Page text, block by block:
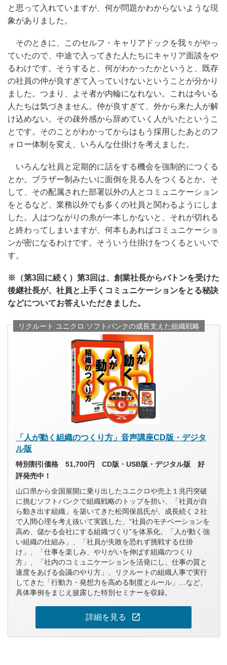
と思って入れていますが、何が問題かわからないような現
象がありました。
そのときに、このセルフ・キャリアドックを我々がやっ
ていたので、中途で入ってきた人たちにキャリア面談をや
るわけです。そうすると、何がわかったかというと、既存
の社員の仲が良すぎて入っていけないということが分かり
ました。つまり、よそ者が内輪になれない。これは今いる
人たちは気づきません。仲が良すぎて、外から来た人が解
け込めない。その疎外感から辞めていく人がいたというこ
とです。そのことがわかってからはもう採用したあとのフ
ォロー体制を変え、いろんな仕掛けを考えました。
いろんな社員と定期的に話をする機会を強制的につくる
とか。ブラザー制みたいに面倒を見る人をつくるとか。そ
して、その配属された部署以外の人とコミュニケーション
をとるなど、業務以外でも多くの社員と関わるようにしま
した。人はつながりの糸が一本しかないと、それが切れる
と終わってしまいますが、何本もあればコミュニケーショ
ンが密になるわけです。そういう仕掛けをつくるといいで
す。
※（第3回に続く）第3回は、創業社長からバトンを受けた
後継社長が、社員と上手くコミュニケーションをとる秘訣
などについてお答えいただきました。
リクルート ユニクロ ソフトバンクの成長支えた組織戦略
「人が動く組織のつくり方」音声講座CD版・デジタ
ル版
特別割引価格 51,700円 CD版・USB版・デジタル版 好
評発売中！
山口県から全国展開に乗り出したユニクロや売上１兆円突破
に挑むソフトバンクで組織戦略のトップを担い、「社員が自
ら動き出す組織」を築いてきた松岡保昌氏が、成長続く２社
で人間心理を考え抜いて実践した、“社員のモチベーションを
高め、儲かる会社にする組織づくり”を体系化。「人が動く強
い組織の仕組み」、「社員が失敗を恐れず挑戦する仕掛
け」、「仕事を楽しみ、やりがいを伸ばす組織のつくり
方」、「社内のコミュニケーションを活発にし、仕事の質と
速度をあげる会議のやり方」、リクルートの組織人事で実行
してきた「行動力・発想力を高める制度とルール」…など、
具体事例をまじえ披露した特別セミナーを収録。
詳細を見る open_in_new